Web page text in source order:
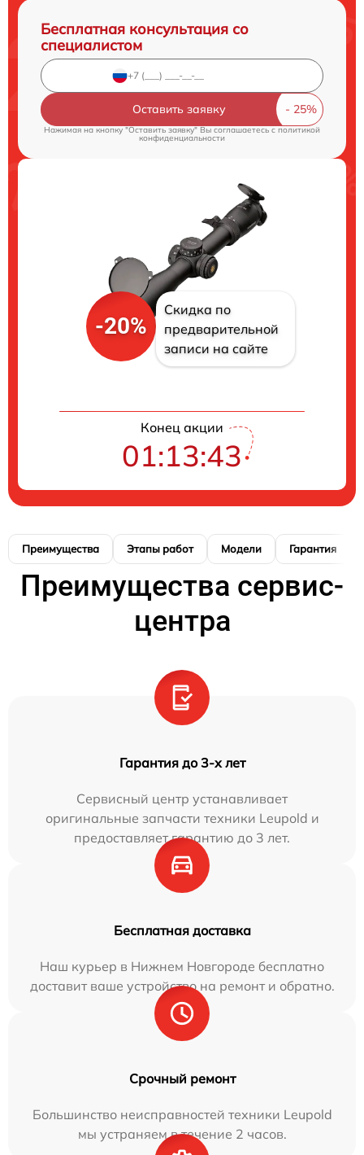
Бесплатная консультация со
специалистом
Оставить заявку
Нажимая на кнопку "Оставить заявку" Вы соглашаетесь cполитикой
конфиденциальности
-20%
Скидка по
предварительной
записи на сайте
Конец акции
01:13:42
Преимущества Этапы работ Модели Гарантия
Преимущества сервис-
центра
Гарантия до 3-х лет
Сервисный центр устанавливает
оригинальные запчасти техники Leupold и
предоставляет гарантию до 3 лет.
Бесплатная доставка
Наш курьер в Нижнем Новгороде бесплатно
доставит ваше устройство на ремонт и обратно.
Срочный ремонт
Большинство неисправностей техники Leupold
мы устраняем в течение 2 часов.